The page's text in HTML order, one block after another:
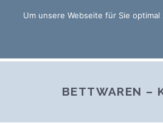
BETTWAREN –
Um unsere Webseite für Sie